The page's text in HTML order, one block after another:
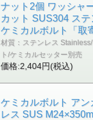
ナット2個 ワッシャ
カット SUS304 ス
ケミカルボルト「取
材質：ステンレス
ト/ケミカルセッター別売
価格:2,404円(税込)
ケミカルボルト ア
レス SUS